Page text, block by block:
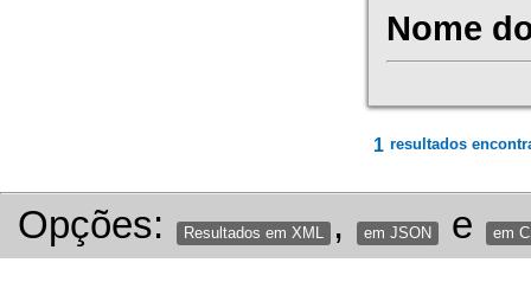
Nome
1 resultados
Opções: Resultados em XML , em JSON e em